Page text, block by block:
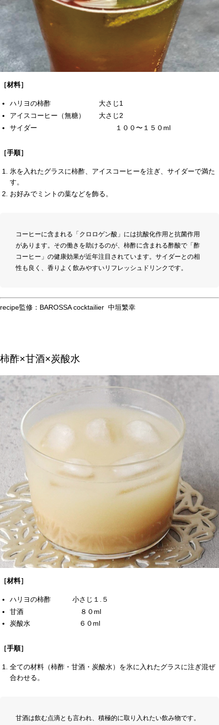
［材料］
ハリヨの柿酢 大さじ1
アイスコーヒー（無糖） 大さじ2
サイダー １００〜１５０ml
［手順］
氷を入れたグラスに柿酢、アイスコーヒーを注ぎ、サイダーで満た
す。
お好みでミントの葉などを飾る。
コーヒーに含まれる「クロロゲン酸」には抗酸化作用と抗菌作用
があります。その働きを助けるのが、柿酢に含まれる酢酸で「酢
コーヒー」の健康効果が近年注目されています。サイダーとの相
性も良く、香りよく飲みやすいリフレッシュドリンクです。
recipe監修： BAROSSA cocktailier 中垣繁幸
柿酢×甘酒×炭酸水
［材料］
ハリヨの柿酢 小さじ１.５
甘酒 ８０ml
炭酸水 ６０ml
［手順］
全ての材料（柿酢・甘酒・炭酸水）を氷に入れたグラスに注ぎ混ぜ
合わせる。
甘酒は飲む点滴とも言われ、積極的に取り入れたい飲み物です。